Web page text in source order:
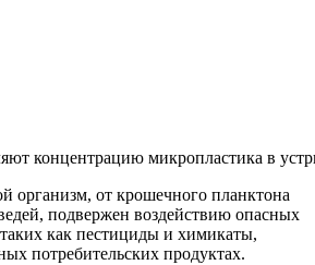
концентрацию микропластика в
организм, от крошечного планктона
подвержен воздействию опасных
как пестициды и химикаты,
потребительских продуктах.